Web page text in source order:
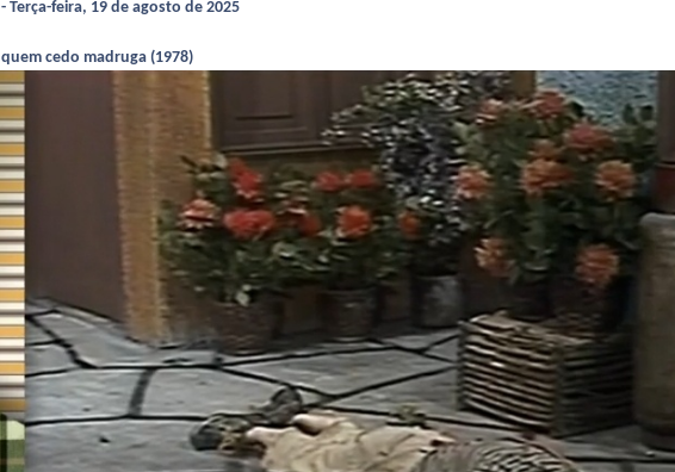
Terça-feira, 19 de agosto de 2025
cedo madruga (1978)